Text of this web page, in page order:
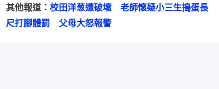
其他報道： 校田洋葱遭破壞　老師懷疑小三生搗蛋長
尺打腳體罰　父母大怒報警